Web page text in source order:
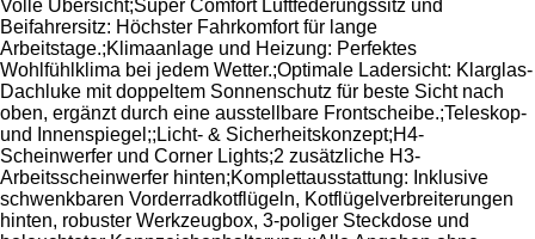
Volle Übersicht;Super Comfort Luftfederungssitz und
Beifahrersitz: Höchster Fahrkomfort für lange
Arbeitstage.;Klimaanlage und Heizung: Perfektes
Wohlfühlklima bei jedem Wetter.;Optimale Ladersicht: Klarglas-
Dachluke mit doppeltem Sonnenschutz für beste Sicht nach
oben, ergänzt durch eine ausstellbare Frontscheibe.;Teleskop-
und Innenspiegel;;Licht- & Sicherheitskonzept;H4-
Scheinwerfer und Corner Lights;2 zusätzliche H3-
Arbeitsscheinwerfer hinten;Komplettausstattung: Inklusive
schwenkbaren Vorderradkotflügeln, Kotflügelverbreiterungen
hinten, robuster Werkzeugbox, 3-poliger Steckdose und